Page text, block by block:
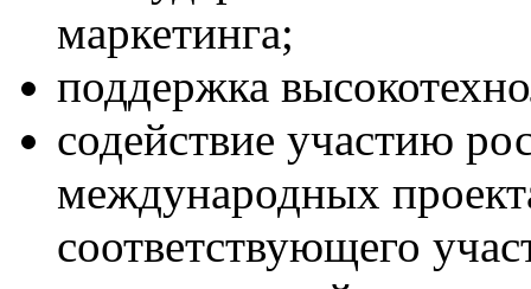
маркетинга;
поддержка
содействие участию
международных
соответствующего